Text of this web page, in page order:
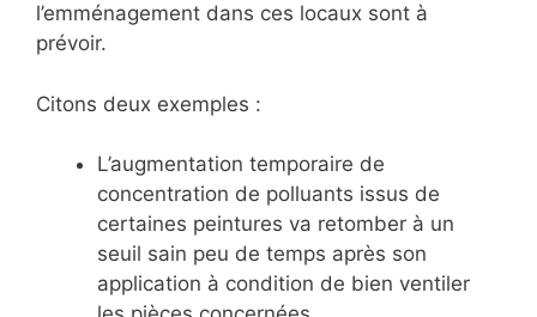
l’emménagement dans ces locaux sont à
prévoir.
Citons deux exemples :
L’augmentation temporaire de
concentration de polluants issus de
certaines peintures va retomber à un
seuil sain peu de temps après son
application à condition de bien ventiler